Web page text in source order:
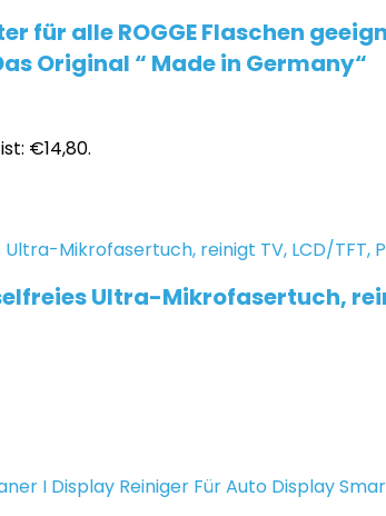
für alle ROGGE Flaschen
Original “ Made in Germany“
€14,80.
Ultra-Mikrofasertuch,